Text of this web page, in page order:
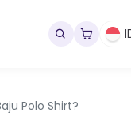
Polo Shirt?